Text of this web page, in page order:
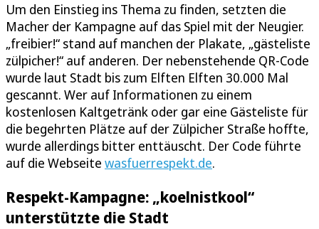
Um den Einstieg ins Thema zu finden, setzten die
Macher der Kampagne auf das Spiel mit der Neugier.
„freibier!“ stand auf manchen der Plakate, „gästeliste
zülpicher!“ auf anderen. Der nebenstehende QR-Code
wurde laut Stadt bis zum Elften Elften 30.000 Mal
gescannt. Wer auf Informationen zu einem
kostenlosen Kaltgetränk oder gar eine Gästeliste für
die begehrten Plätze auf der Zülpicher Straße hoffte,
wurde allerdings bitter enttäuscht. Der Code führte
auf die Webseite wasfuerrespekt.de.
Respekt-Kampagne: „koelnistkool“
unterstützte die Stadt